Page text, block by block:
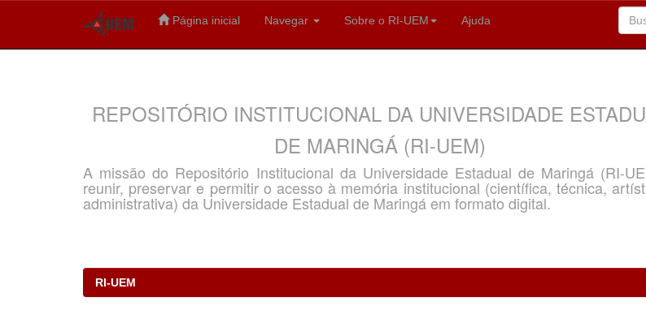
Página inicial Navegar Sobre o RI-UEM Ajuda
REPOSITÓRIO INSTITUCIONAL DA UNIVERSIDADE
DE MARINGÁ (RI-UEM)
A missão do Repositório Institucional da Universidade Estadual de Maringá (RI-
reunir, preservar e permitir o acesso à memória institucional (científica, técnica,
administrativa) da Universidade Estadual de Maringá em formato digital.
RI-UEM